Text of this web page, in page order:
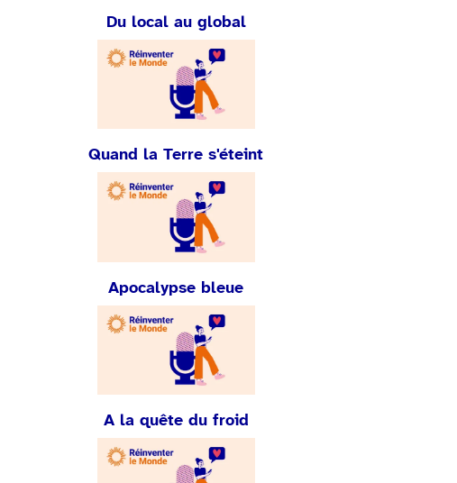
Du local au global
Quand la Terre s'éteint
Apocalypse bleue
A la quête du froid